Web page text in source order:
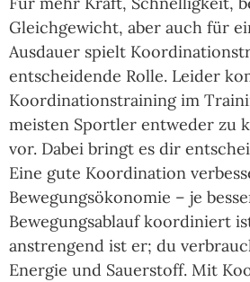
Gleichgewicht, aber auch für
Ausdauer spielt
entscheidende Rolle. Leider
Koordinationstraining im
meisten Sportler entweder zu
vor. Dabei bringt es dir
Eine gute Koordination
Bewegungsökonomie – je
Bewegungsablauf koordiniert
anstrengend ist er; du
Energie und Sauerstoff. Mit